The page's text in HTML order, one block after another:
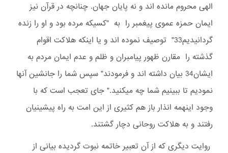
الهی محروم مانده اند و نه پایان جهان. چنانچه در قرآن نیز
ایمان حمزه عموی پیغمبر را به "کسیکه مرده بود و او را زنده
گردانیدیم33" توصیف نموده اند و یا اینکه هلاکت اقوام
گذشته را مقارن ظهور پیامبران و ظلم و عدم ایمان مردم به
ایشان34 بیان داشته اند و فرمودند" سپس شما را جانشین آنها
نمودیم تا ببینیم شما چه میکنید." جای تعجب است که با
وجود اینهمه انذار باز هم کثیری از این امت به راه پیشینیان
رفتند و به هلاکت روحانی دچار گشتند.
روایت دیگری که از آن تعبیر خاتمه نبوت گردیده بیانی از